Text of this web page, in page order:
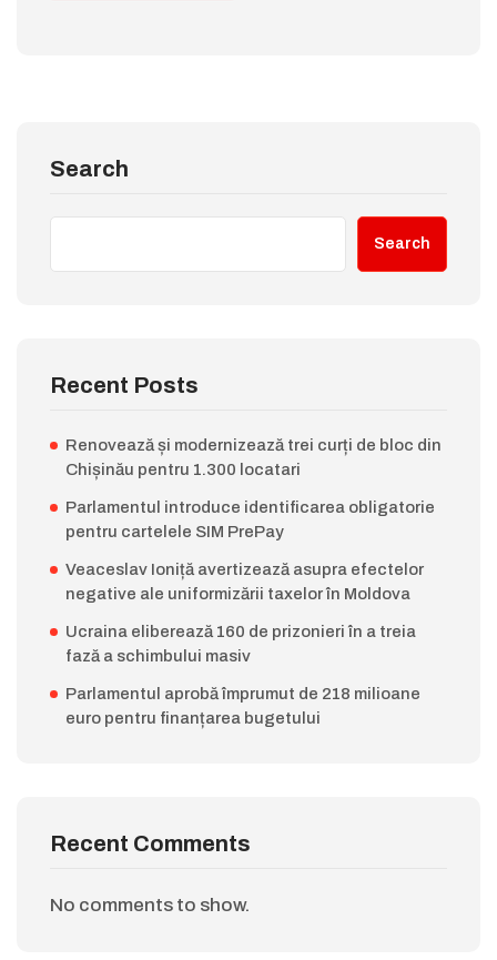
Search
Search
Recent Posts
Renovează și modernizează trei curți de bloc din
Chișinău pentru 1.300 locatari
Parlamentul introduce identificarea obligatorie
pentru cartelele SIM PrePay
Veaceslav Ioniță avertizează asupra efectelor
negative ale uniformizării taxelor în Moldova
Ucraina eliberează 160 de prizonieri în a treia
fază a schimbului masiv
Parlamentul aprobă împrumut de 218 milioane
euro pentru finanțarea bugetului
Recent Comments
No comments to show.